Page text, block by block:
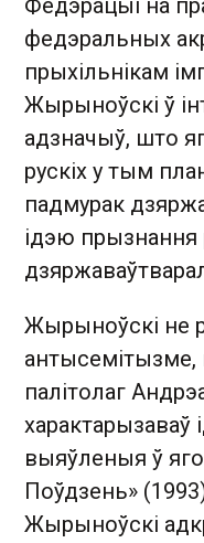
Федэрацыі на
федэральных
прыхільнікам
Жырыноўскі ў
адзначыў, што
рускіх у тым
падмурак
ідэю прызнання
Жырыноўскі не
палітолаг
характарызаваў
выяўленыя ў
Поўдзень»
Жырыноўскі